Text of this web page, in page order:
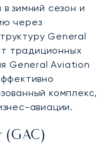
зимний сезон и
через
General
традиционных
General Aviation
комплекс,
авиации.
(GAC)